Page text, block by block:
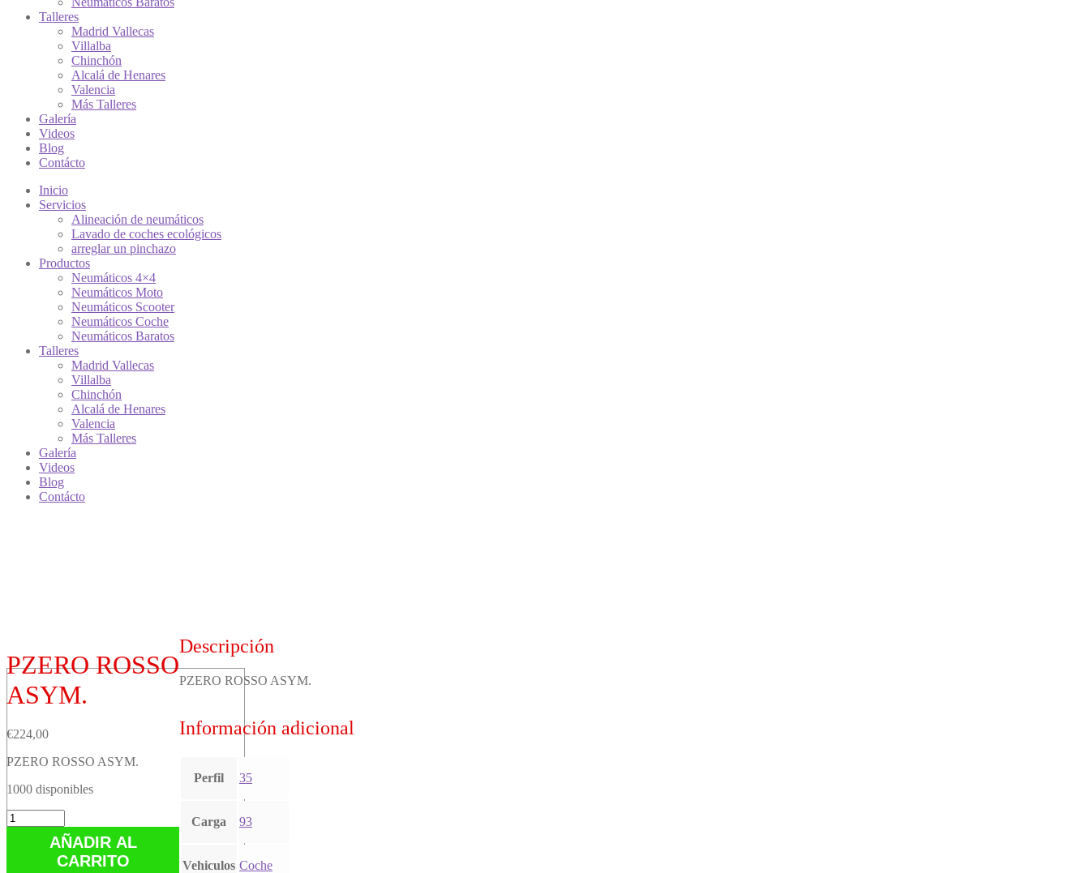
Talleres
Madrid Vallecas
Villalba
Chinchón
Alcalá de Henares
Valencia
Más Talleres
Galería
Videos
Blog
Contácto
Inicio
Servicios
Alineación de neumáticos
Lavado de coches ecológicos
arreglar un pinchazo
Productos
Neumáticos 4×4
Neumáticos Moto
Neumáticos Scooter
Neumáticos Coche
Neumáticos Baratos
Talleres
Madrid Vallecas
Villalba
Chinchón
Alcalá de Henares
Valencia
Más Talleres
Galería
Videos
Blog
Contácto
PZERO ROSSO
ASYM.
€224,00
PZERO ROSSO ASYM.
1000 disponibles
PZERO
ROSSO
AÑADIR AL
CARRITO
Descripción
PZERO ROSSO ASYM.
Información adicional
Perfil 35
Carga 93
Vehiculos Coche